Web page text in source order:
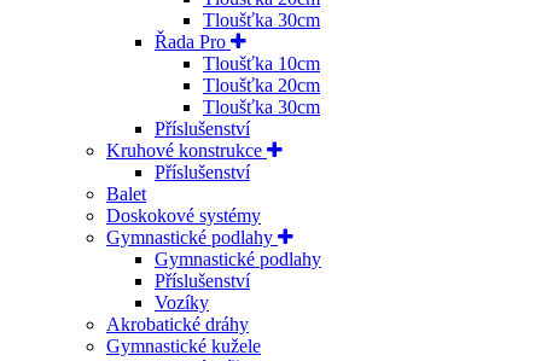
Tloušťka 30cm
Řada Pro
Tloušťka 10cm
Tloušťka 20cm
Tloušťka 30cm
Příslušenství
Kruhové konstrukce
Příslušenství
Balet
Doskokové systémy
Gymnastické podlahy
Gymnastické podlahy
Příslušenství
Vozíky
Akrobatické dráhy
Gymnastické kužele